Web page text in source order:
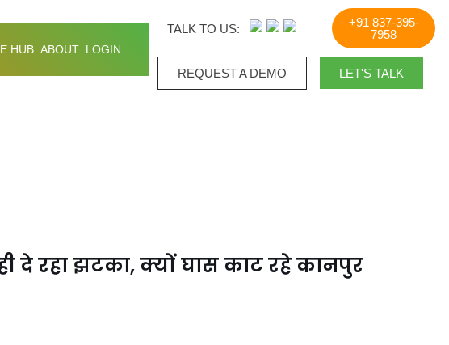
HUB ABOUT LOGIN
TALK TO US:
+91 837-395-
7958
REQUEST A DEMO​ LET'S TALK
दे रहा झटका, क्यों घास काट रहे कानपुर